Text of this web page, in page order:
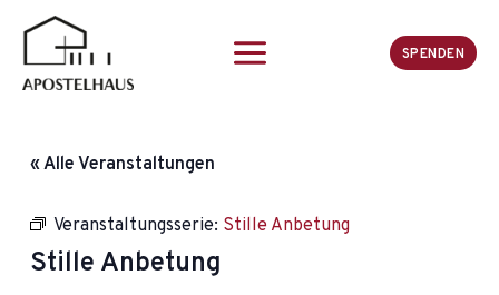
springen
SPENDEN
« Alle Veranstaltungen
Veranstaltungsserie: Stille Anbetung
Stille Anbetung